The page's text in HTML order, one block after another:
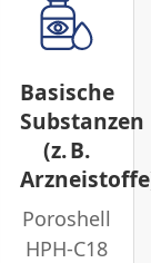
Basische
Substanzen
(z. B.
Poroshell
HPH-C18